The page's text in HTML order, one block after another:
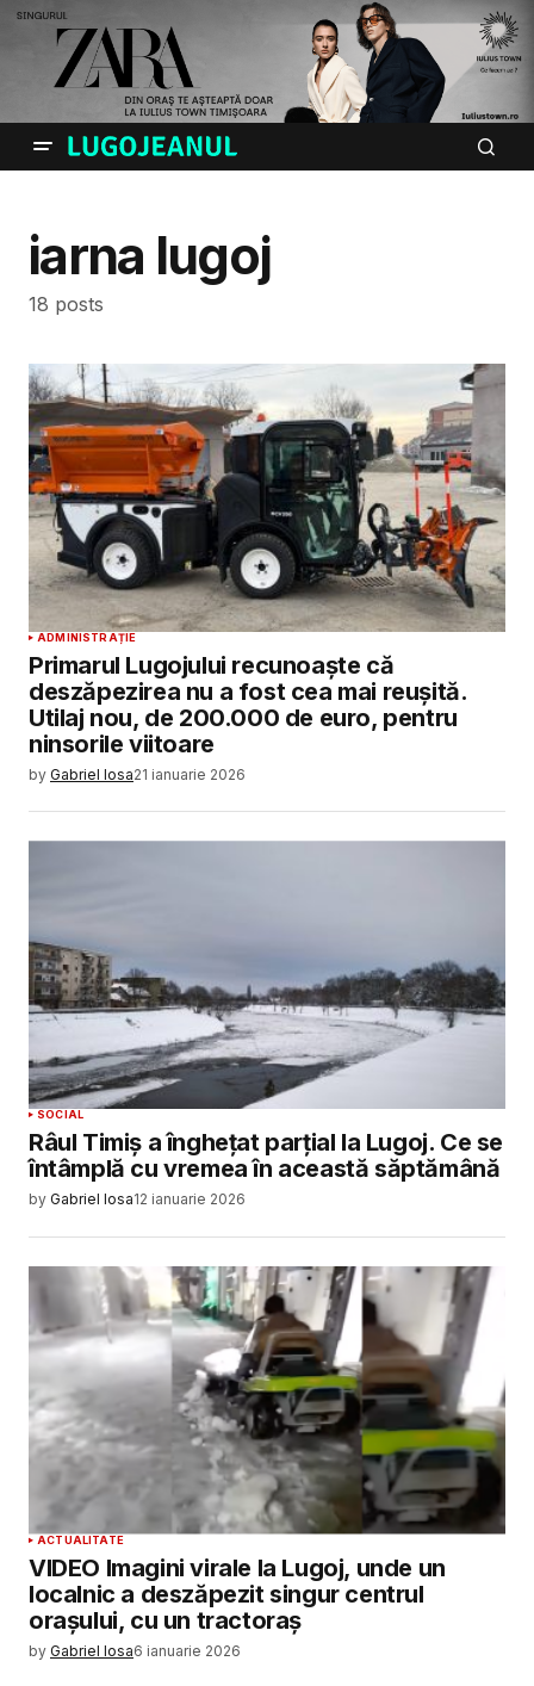
iarna lugoj
18 posts
ADMINISTRAȚIE
Primarul Lugojului recunoaște că
deszăpezirea nu a fost cea mai reușită.
Utilaj nou, de 200.000 de euro, pentru
ninsorile viitoare
by Gabriel Iosa21 ianuarie 2026
SOCIAL
Râul Timiș a înghețat parțial la Lugoj. Ce se
întâmplă cu vremea în această săptămână
by Gabriel Iosa12 ianuarie 2026
ACTUALITATE
VIDEO Imagini virale la Lugoj, unde un
localnic a deszăpezit singur centrul
orașului, cu un tractoraș
by Gabriel Iosa6 ianuarie 2026